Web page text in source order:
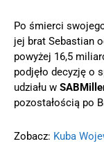
Po śmierci
jej brat Sebastian
powyżej 16,5
podjęło decyzję o
udziału w
pozostałością po
Zobacz: Kuba